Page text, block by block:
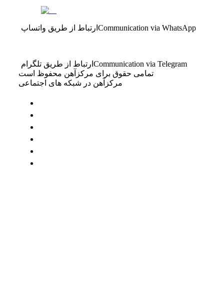
ارتباط از طریق واتساپ Communication via WhatsApp
ارتباط از طریق تلگرام Communication via Telegram
تمامی حقوق برای مرکزآهن محفوظ است
مرکزآهن در شبکه های اجتماعی